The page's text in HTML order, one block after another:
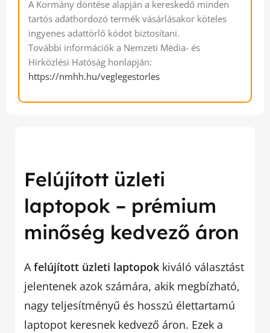
A Kormány döntése alapján a kereskedő minden
tartós adathordozó termék vásárlásakor köteles
ingyenes adattörlő kódot biztosítani.
További információk a Nemzeti Média- és
Hírközlési Hatóság honlapján:
https://nmhh.hu/veglegestorles
Felújított üzleti
laptopok – prémium
minőség kedvező áron
Afelújított üzleti laptopok kiváló választást
jelentenek azok számára, akik megbízható,
nagy teljesítményű és hosszú élettartamú
laptopot keresnek kedvező áron. Ezek a